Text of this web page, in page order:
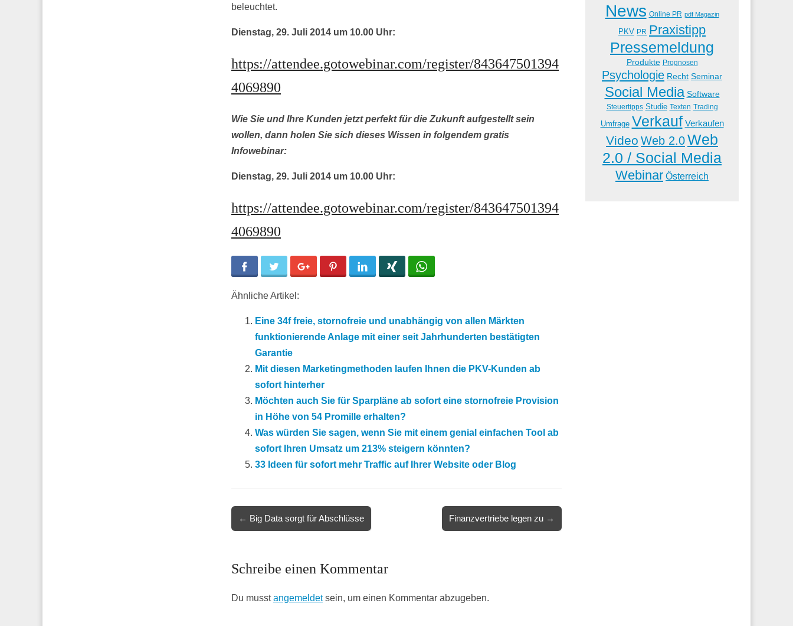
beleuchtet.
Dienstag, 29. Juli 2014 um 10.00 Uhr:
https://attendee.gotowebinar.com/register/843647501394
4069890
Wie Sie und Ihre Kunden jetzt perfekt für die Zukunft aufgestellt sein
wollen, dann holen Sie sich dieses Wissen in folgendem gratis
Infowebinar:
Dienstag, 29. Juli 2014 um 10.00 Uhr:
https://attendee.gotowebinar.com/register/843647501394
4069890
Facebook Twitter Google+ Pinterest LinkedIn
Ähnliche Artikel:
Eine 34f freie, stornofreie und unabhängig von allen Märkten
funktionierende Anlage mit einer seit Jahrhunderten bestätigten
Garantie
Mit diesen Marketingmethoden laufen Ihnen die PKV-Kunden ab
sofort hinterher
Möchten auch Sie für Sparpläne ab sofort eine stornofreie Provision
in Höhe von 54 Promille erhalten?
Was würden Sie sagen, wenn Sie mit einem genial einfachen Tool ab
sofort Ihren Umsatz um 213% steigern könnten?
33 Ideen für sofort mehr Traffic auf Ihrer Website oder Blog
navigation
← Big Data sorgt für Abschlüsse Finanzvertriebe legen zu →
Schreibe einen Kommentar
Du musstangemeldetsein, um einen Kommentar abzugeben.
News Online PR pdf Magazin
PKV PR Praxistipp
Pressemeldung
Produkte Prognosen
Psychologie Recht Seminar
Social Media Software
Steuertipps Studie Texten Trading
Umfrage Verkauf Verkaufen
Video Web 2.0Web
2.0 / Social Media
Webinar Österreich